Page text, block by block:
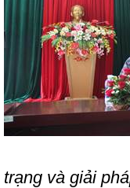
trạng và giải